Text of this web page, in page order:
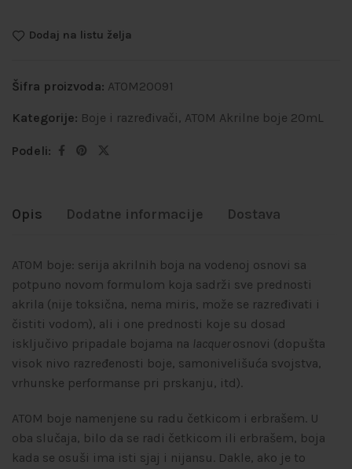
Dodaj na listu želja
Šifra proizvoda: ATOM20091
Kategorije: Boje i razređivači, ATOM Akrilne boje 20mL
Podeli:
Opis Dodatne informacije Dostava
ATOM boje: serija akrilnih boja na vodenoj osnovi sa
potpuno novom formulom koja sadrži sve prednosti
akrila (nije toksična, nema miris, može se razređivati i
čistiti vodom), ali i one prednosti koje su dosad
isključivo pripadale bojama na lacquerosnovi (dopušta
visok nivo razređenosti boje, samonivelišuća svojstva,
vrhunske performanse pri prskanju, itd).
ATOM boje namenjene su radu četkicom i erbrašem. U
oba slučaja, bilo da se radi četkicom ili erbrašem, boja
kada se osuši ima isti sjaj i nijansu. Dakle, ako je to